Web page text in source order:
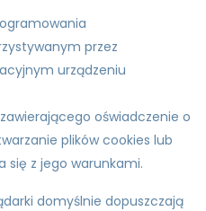
przez
urządzeniu
oświadczenie o
plików cookies lub
się z jego warunkami.
domyślnie dopuszczają